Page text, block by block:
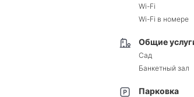
Wi-Fi
Wi-Fi в номере
Общие
Сад
Банкетный зал
Парковка